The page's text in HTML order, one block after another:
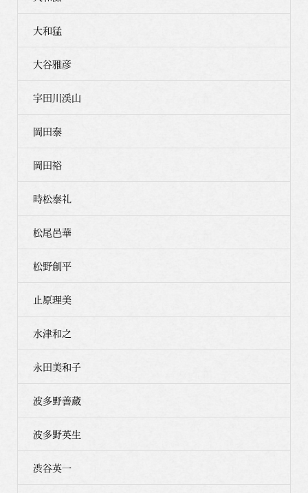
大和猛
大谷雅彦
宇田川渓山
岡田泰
岡田裕
時松泰礼
松尾邑華
松野創平
止原理美
水津和之
永田美和子
波多野善蔵
波多野英生
渋谷英一